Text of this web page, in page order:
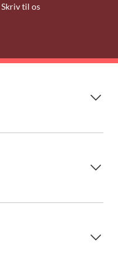
Skriv til os